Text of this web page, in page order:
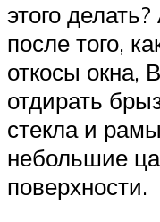
этого
после того,
откосы окна,
отдирать
стекла и
небольшие
поверхности.